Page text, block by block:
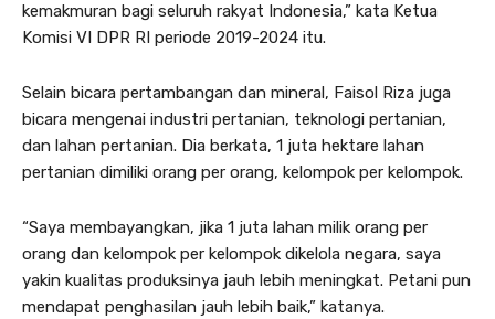
kemakmuran bagi seluruh rakyat Indonesia,” kata Ketua
Komisi VI DPR RI periode 2019-2024 itu.
Selain bicara pertambangan dan mineral, Faisol Riza juga
bicara mengenai industri pertanian, teknologi pertanian,
dan lahan pertanian. Dia berkata, 1 juta hektare lahan
pertanian dimiliki orang per orang, kelompok per kelompok.
“Saya membayangkan, jika 1 juta lahan milik orang per
orang dan kelompok per kelompok dikelola negara, saya
yakin kualitas produksinya jauh lebih meningkat. Petani pun
mendapat penghasilan jauh lebih baik,” katanya.